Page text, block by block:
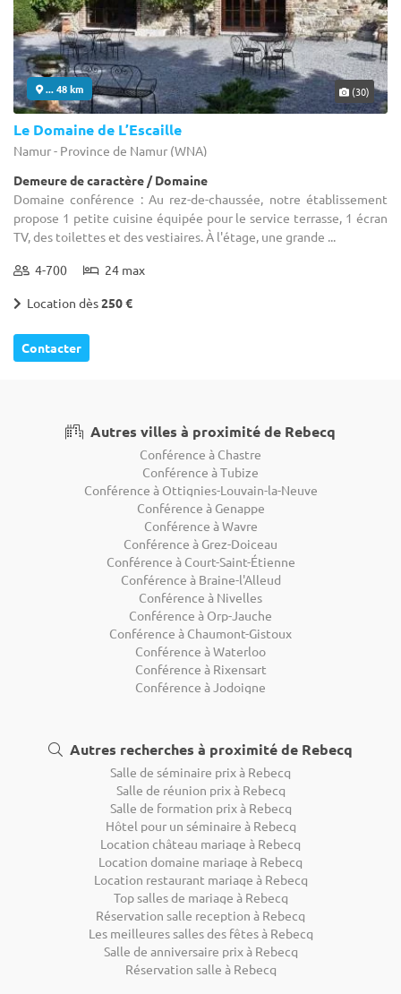
... 48 km (30)
Le Domaine de L’Escaille
Namur - Province de Namur (WNA)
Demeure de caractère / Domaine
Domaine conférence : Au rez-de-chaussée, notre établissement
propose 1 petite cuisine équipée pour le service terrasse, 1 écran
TV, des toilettes et des vestiaires. À l'étage, une grande ...
4-700 24 max
Location dès250 €
Contacter
Autres villes à proximité de Rebecq
Conférence à Chastre
Conférence à Tubize
Conférence à Ottignies-Louvain-la-Neuve
Conférence à Genappe
Conférence à Wavre
Conférence à Grez-Doiceau
Conférence à Court-Saint-Étienne
Conférence à Braine-l'Alleud
Conférence à Nivelles
Conférence à Orp-Jauche
Conférence à Chaumont-Gistoux
Conférence à Waterloo
Conférence à Rixensart
Conférence à Jodoigne
Autres recherches à proximité de Rebecq
Salle de séminaire prix à Rebecq
Salle de réunion prix à Rebecq
Salle de formation prix à Rebecq
Hôtel pour un séminaire à Rebecq
Location château mariage à Rebecq
Location domaine mariage à Rebecq
Location restaurant mariage à Rebecq
Top salles de mariage à Rebecq
Réservation salle reception à Rebecq
Les meilleures salles des fêtes à Rebecq
Salle de anniversaire prix à Rebecq
Réservation salle à Rebecq